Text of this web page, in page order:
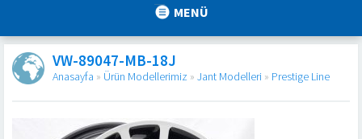
MENÜ
VW-89047-MB-18J
Anasayfa » Ürün Modellerimiz » Jant Modelleri » Prestige Line